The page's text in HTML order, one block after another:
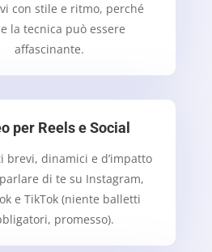
con stile e ritmo, perché
la tecnica può essere
affascinante.
per Reels e Social
brevi, dinamici e d’impatto
di te su Instagram,
e TikTok (niente balletti
promesso).